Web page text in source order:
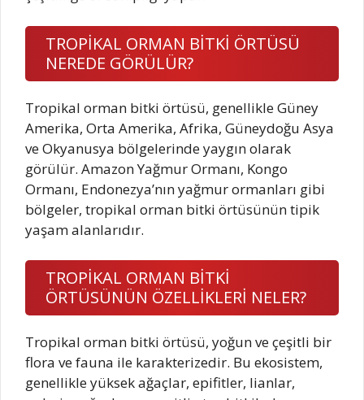
TROPİKAL ORMAN BİTKİ ÖRTÜSÜ
NEREDE GÖRÜLÜR?
Tropikal orman bitki örtüsü, genellikle Güney
Amerika, Orta Amerika, Afrika, Güneydoğu Asya
ve Okyanusya bölgelerinde yaygın olarak
görülür. Amazon Yağmur Ormanı, Kongo
Ormanı, Endonezya’nın yağmur ormanları gibi
bölgeler, tropikal orman bitki örtüsünün tipik
yaşam alanlarıdır.
TROPİKAL ORMAN BİTKİ
ÖRTÜSÜNÜN ÖZELLİKLERİ NELER?
Tropikal orman bitki örtüsü, yoğun ve çeşitli bir
flora ve fauna ile karakterizedir. Bu ekosistem,
genellikle yüksek ağaçlar, epifitler, lianlar,